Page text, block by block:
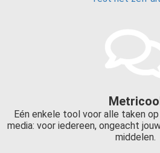
Eén enkele tool voor alle taken
media: voor iedereen, ongeacht
middelen.